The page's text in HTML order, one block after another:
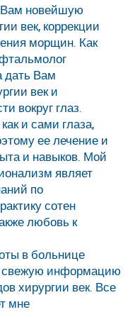
по
медицине
Вам новейшую
век, коррекции
морщин. Как
дать Вам
век и
вокруг глаз.
и сами глаза,
ее лечение и
и навыков. Мой
являет
по
сотен
любовь к
в больнице
свежую информацию
хирургии век. Все
мне